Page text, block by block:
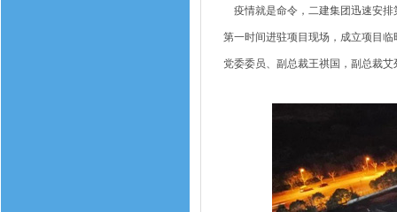
疫情就是命令，二建集团迅速安排
第一时间进驻项目现场，成立项目
党委委员、副总裁王祺国，副总裁